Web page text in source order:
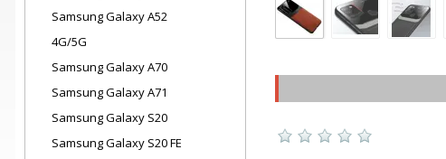
Samsung Galaxy A52
4G/5G
Samsung Galaxy A70
Samsung Galaxy A71
Samsung Galaxy S20
Samsung Galaxy S20 FE